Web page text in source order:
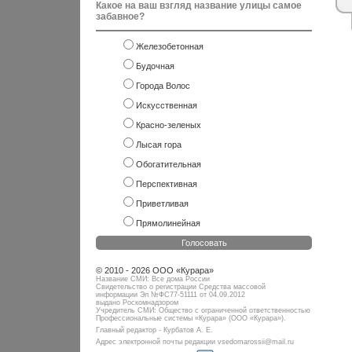
Какое на ваш взгляд название улицы самое
забавное?
Железобетонная
Будочная
Города Волос
Искусственная
Красно-зеленых
Лысая гора
Обогатительная
Перспективная
Приветливая
Прямолинейная
Голосовать
© 2010 - 2026 ООО «Курара»
Название СМИ: Все дома России
Свидетельство о регистрации Средства массовой
информации Эл №ФC77-51111 от 04.09.2012
выдано Роскомнадзором
Учредитель СМИ: Общество с ограниченной ответственностью
Профессиональные системы «Курара» (ООО «Курара»).
Главный редактор - Курбатов А. Е.
Адрес электронной почты редакции vsedomarossii@mail.ru